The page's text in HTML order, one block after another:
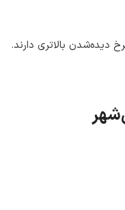
دیده‌شدن بالاتری دارند.